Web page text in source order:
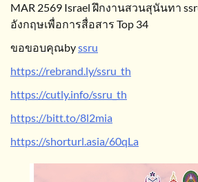
MAR 2569 Israel ฝึกงานสวนสุนันทา
อังกฤษเพื่อการสื่อสาร Top 34
ขอขอบคุณbyssru
https://rebrand.ly/ssru_th
https://cutly.info/ssru_th
https://bitt.to/8l2mia
https://shorturl.asia/60qLa